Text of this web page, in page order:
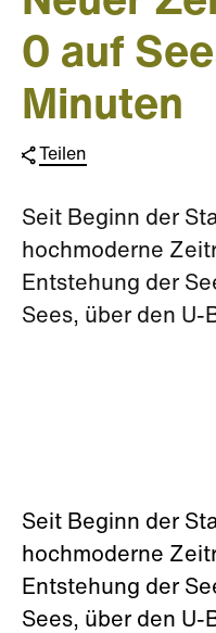
0 auf
Minuten
Teilen
Seit Beginn der
hochmoderne
Entstehung der
Sees, über den U-
Seit Beginn der
hochmoderne
Entstehung der
Sees, über den U-